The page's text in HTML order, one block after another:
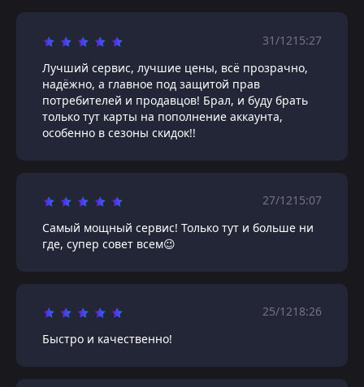
31/1215:27
Лучший сервис, лучшие цены, всё прозрачно,
надёжно, а главное под защитой прав
потребителей и продавцов! Брал, и буду брать
только тут карты на пополнение аккаунта,
особенно в сезоны скидок!!
27/1215:07
Самый мощный сервис! Только тут и больше ни
где, супер совет всем😉
25/1218:26
Быстро и качественно!